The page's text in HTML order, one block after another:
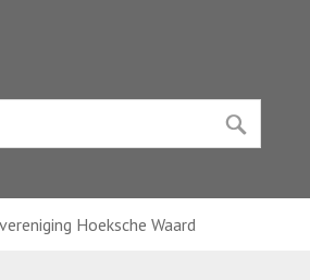
Hoeksche Waard